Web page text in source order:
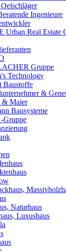
Ingenieure
Urban Real Estate
Gruppe
Technology
Baustoffe
&
& Maier
Bausysteme
Gruppe
Naturhaus
Luxushaus